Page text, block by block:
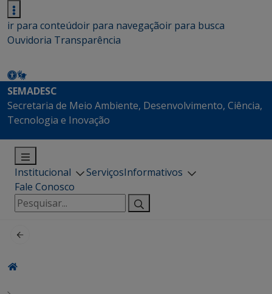
ir para conteúdoir para navegaçãoir para busca
Ouvidoria Transparência
SEMADESC
Secretaria de Meio Ambiente, Desenvolvimento, Ciência,
Tecnologia e Inovação
Institucional ServiçosInformativos
Fale Conosco
Pesquisar
por: